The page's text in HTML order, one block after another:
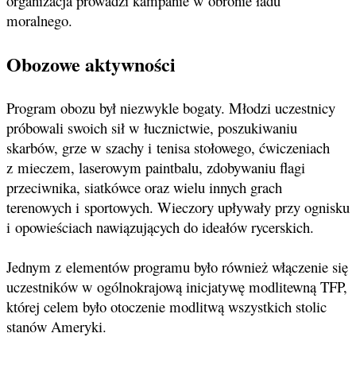
moralnego.
Obozowe aktywności
Program obozu był niezwykle bogaty. Młodzi uczestnicy
próbowali swoich sił w łucznictwie, poszukiwaniu
skarbów, grze w szachy i tenisa stołowego, ćwiczeniach
z mieczem, laserowym paintbalu, zdobywaniu flagi
przeciwnika, siatkówce oraz wielu innych grach
terenowych i sportowych. Wieczory upływały przy ognisku
i opowieściach nawiązujących do ideałów rycerskich.
Jednym z elementów programu było również włączenie się
uczestników w ogólnokrajową inicjatywę modlitewną TFP,
której celem było otoczenie modlitwą wszystkich stolic
stanów Ameryki.